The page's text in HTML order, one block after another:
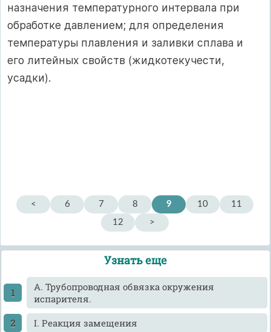
назначения температурного интервала при
обработке давлением; для определения
температуры плавления и заливки сплава и
его литейных свойств (жидкотекучести,
усадки).
< 6 7 8 9 10
11
12
>
Узнать еще
A. Трубопроводная обвязка окружения
испарителя.
I. Реакция замещения